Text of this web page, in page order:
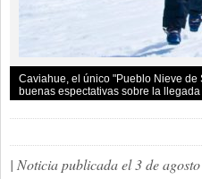
Caviahue, el único "Pueblo Nieve de
buenas espectativas sobre la
| Noticia publicada el 3 de